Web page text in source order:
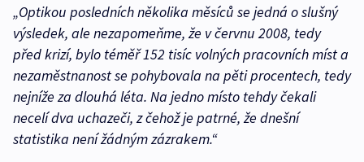
„Optikou posledních několika měsíců se jedná o slušný
výsledek, ale nezapomeňme, že v červnu 2008, tedy
před krizí, bylo téměř 152 tisíc volných pracovních míst a
nezaměstnanost se pohybovala na pěti procentech, tedy
nejníže za dlouhá léta. Na jedno místo tehdy čekali
necelí dva uchazeči, z čehož je patrné, že dnešní
statistika není žádným zázrakem.“